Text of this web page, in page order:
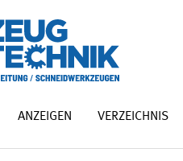
ANZEIGEN VERZEICHNIS